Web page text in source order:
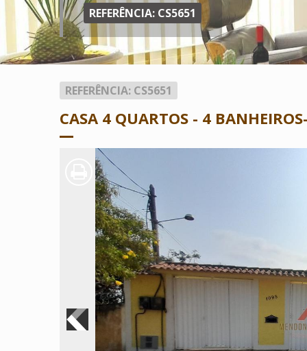
REFERÊNCIA: CS5651
REFERÊNCIA: CS5651
CASA 4 QUARTOS - 4